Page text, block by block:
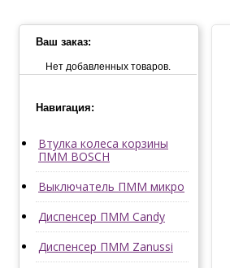
Ваш заказ:
Нет добавленных товаров.
Навигация:
Втулка колеса корзины
ПММ BOSCH
Выключатель ПММ микро
Диспенсер ПММ Candy
Диспенсер ПММ Zanussi